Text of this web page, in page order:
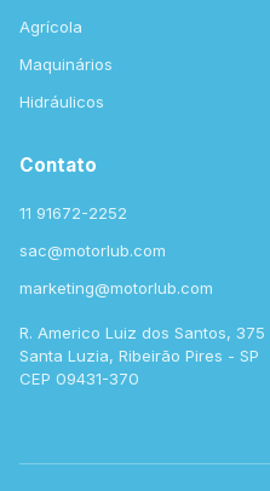
Agrícola
Maquinários
Hidráulicos
Contato
11 91672-2252
sac@motorlub.com
marketing@motorlub.com
R. Americo Luiz dos Santos, 375
Santa Luzia, Ribeirão Pires - SP
CEP 09431-370